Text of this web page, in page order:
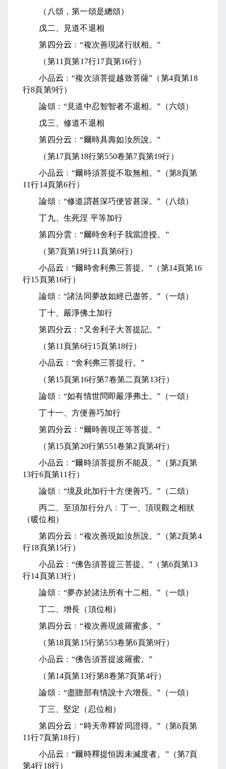
（八頌，第一頌是總頌）
戊二、見道不退相
第四分云 ﹕“複次善現諸行狀相。”
（第11 頁第17行17頁第16行）
小品云 ﹕“複次須菩提越致菩薩”（第4頁第18
行8頁第9行）
論頌﹕“見道中忍智智者不退相。”（六頌）
戊三、修道不退相
第四分云 ﹕“爾時具壽如汝所說。”
（第17頁第18行第550卷第7頁第19行）
小品云 ﹕“爾時須菩提不取無相。”（第8頁第
11行14頁第6行）
論頌﹕“修道謂甚深巧便皆甚深。”（八頌）
丁九、生死涅 平等加行
第四分雲﹕“爾時舍利子我當證授。”
（第7頁第19行11 頁第6行）
小品云 ﹕“爾時舍利弗三菩提。”（第14頁第16
行15頁第16行）
論頌﹕“諸法同夢故如經已盡答。”（一頌）
丁十、嚴淨佛土加行
第四分云 ﹕“又舍利子大菩提記。”
（第11 頁第6行15頁第18行）
小品云 ﹕“舍利弗三菩提行。”
（第15頁第16行第7卷第二頁第13行）
論頌﹕“如有情世問即嚴淨弗土。”（一頌）
丁十一、方便善巧加行
第四分云 ﹕“爾時善現正等菩提。”
（第15頁第20行第551卷第2頁第4行）
小品云 ﹕“爾時須菩提所不能及。”（第2頁第
13行6頁第11 行）
論頌﹕“境及此加行十方便善巧。”（二頌）
丙二、至頂加行分八﹕丁一、頂現觀之相狀
（暖位相）
第四分云 ﹕“複次善現如汝所說。”（第2頁第4
行18頁第15行）
小品云 ﹕“佛告須菩提三菩提。”（第6頁第13
行14頁第13行）
論頌﹕“夢亦於諸法所有十二相。”（一頌）
丁二、增長（頂位相）
第四分云 ﹕“複次善現波羅蜜多。”
（第18頁第15行第553卷第6頁第9行）
小品云 ﹕“佛告須菩提波羅蜜。”
（第14頁第13行第8卷第7頁第4行）
論頌﹕“盡贍部有情說十六增長。”（一頌）
丁三、堅定（忍位相）
第四分云 ﹕“時天帝釋皆同證得。”（第6頁第
11行7頁第18行）
小品云 ﹕“爾時釋提恒因未滅度者。”（第7頁
第4行18行）